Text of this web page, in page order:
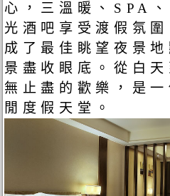
心，三溫暖、SPA
光酒吧享受渡假氛
成了最佳眺望夜景
景盡收眼底。從白
無止盡的歡樂，是
閒度假天堂。